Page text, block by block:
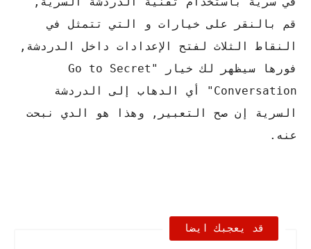
قم بالنقر على خيارات و التي تتمثل في
النقاط الثلاث لفتح الإعدادات داخل الدردشة,
فورها سيظهر لك خيار "Go to Secret
Conversation" أي الدهاب إلى الدردشة
السرية إن صح التعبير, وهذا هو الدي نبحت
عنه.
قد يعجبك ايضا